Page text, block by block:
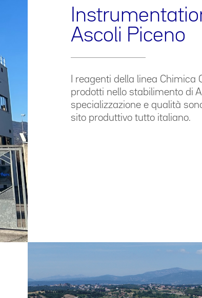
Ascoli Piceno
I reagenti della linea Chimica
prodotti nello stabilimento di
specializzazione e qualità
sito produttivo tutto italiano.